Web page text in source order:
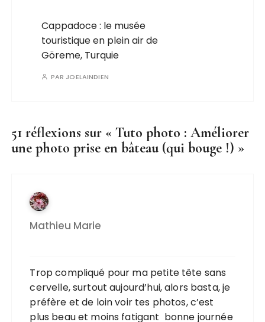
Cappadoce : le musée
touristique en plein air de
Göreme, Turquie
PAR JOELAINDIEN
51 réflexions sur «Tuto photo : Améliorer
une photo prise en bâteau (qui bouge !) »
Mathieu Marie
Trop compliqué pour ma petite tête sans
cervelle, surtout aujourd’hui, alors basta, je
préfère et de loin voir tes photos, c’est
plus beau et moins fatigant bonne journée